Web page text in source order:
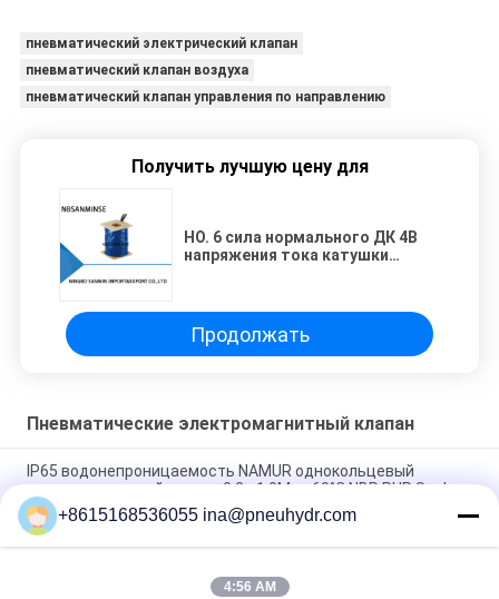
пневматический электрический клапан
пневматический клапан воздуха
пневматический клапан управления по направлению
Получить лучшую цену для
НО. 6 сила нормального ДК 4В
напряжения тока катушки
Продолжать
Пневматические электромагнитный клапан
IP65 водонепроницаемость NAMUR однокольцевый
электромоторный клапан 0.2 - 1.0Mpa 60°C NBR PUR Seal
FV-L10 Пневматический соленоидный клапан 5
направлений M7
+8615168536055 ina@pneuhydr.com
4:56 AM